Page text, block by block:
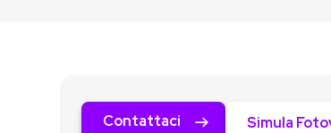
Contattaci Simula